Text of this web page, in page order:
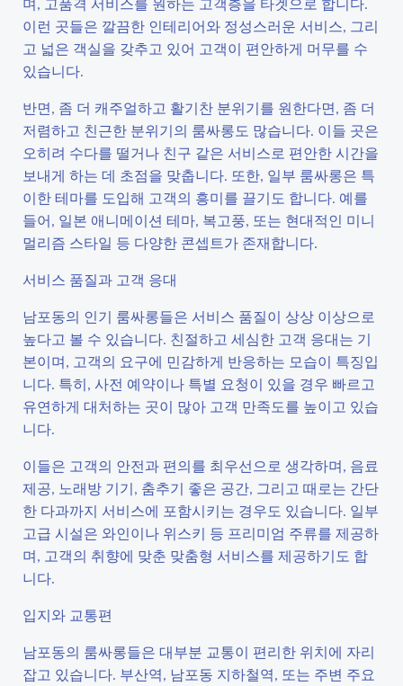
이런 곳들은 깔끔한 인테리어와 정성스러운 서비스, 그리
고 넓은 객실을 갖추고 있어 고객이 편안하게 머무를 수
있습니다.
반면, 좀 더 캐주얼하고 활기찬 분위기를 원한다면, 좀 더
저렴하고 친근한 분위기의 룸싸롱도 많습니다. 이들 곳은
오히려 수다를 떨거나 친구 같은 서비스로 편안한 시간을
보내게 하는 데 초점을 맞춥니다. 또한, 일부 룸싸롱은 특
이한 테마를 도입해 고객의 흥미를 끌기도 합니다. 예를
들어, 일본 애니메이션 테마, 복고풍, 또는 현대적인 미니
멀리즘 스타일 등 다양한 콘셉트가 존재합니다.
서비스 품질과 고객 응대
남포동의 인기 룸싸롱들은 서비스 품질이 상상 이상으로
높다고 볼 수 있습니다. 친절하고 세심한 고객 응대는 기
본이며, 고객의 요구에 민감하게 반응하는 모습이 특징입
니다. 특히, 사전 예약이나 특별 요청이 있을 경우 빠르고
유연하게 대처하는 곳이 많아 고객 만족도를 높이고 있습
니다.
이들은 고객의 안전과 편의를 최우선으로 생각하며, 음료
제공, 노래방 기기, 춤추기 좋은 공간, 그리고 때로는 간단
한 다과까지 서비스에 포함시키는 경우도 있습니다. 일부
고급 시설은 와인이나 위스키 등 프리미엄 주류를 제공하
며, 고객의 취향에 맞춘 맞춤형 서비스를 제공하기도 합
니다.
입지와 교통편
남포동의 룸싸롱들은 대부분 교통이 편리한 위치에 자리
잡고 있습니다. 부산역, 남포동 지하철역, 또는 주변 주요